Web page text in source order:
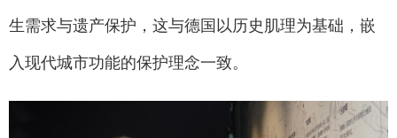
生需求与遗产保护，这与德国以历史肌理为基础，嵌
入现代城市功能的保护理念一致。